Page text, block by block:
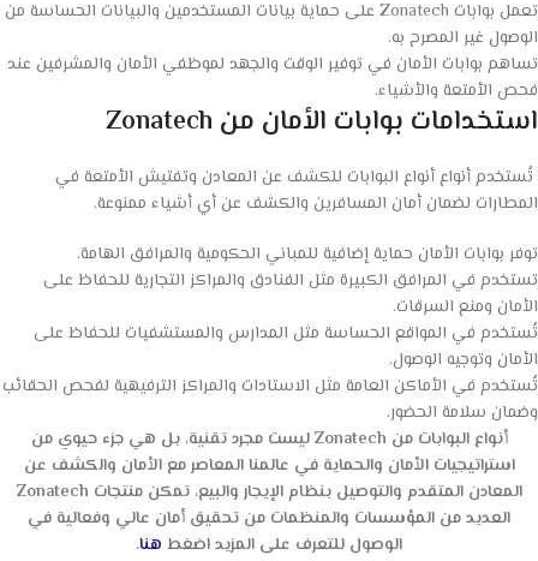
تعمل بوابات Zonatech على حماية بيانات المستخدمين والبيانات الحساسة من
الوصول غير المصرح به.
تساهم بوابات الأمان في توفير الوقت والجهد لموظفي الأمان والمشرفين عند
فحص الأمتعة والأشياء.
استخدامات بوابات الأمان من Zonatech
تُستخدم أنواع أنواع البوابات للكشف عن المعادن وتفتيش الأمتعة في
المطارات لضمان أمان المسافرين والكشف عن أي أشياء ممنوعة.
توفر بوابات الأمان حماية إضافية للمباني الحكومية والمرافق الهامة.
تستخدم في المرافق الكبيرة مثل الفنادق والمراكز التجارية للحفاظ على
الأمان ومنع السرقات.
تُستخدم في المواقع الحساسة مثل المدارس والمستشفيات للحفاظ على
الأمان وتوجيه الوصول.
تُستخدم في الأماكن العامة مثل الاستادات والمراكز الترفيهية لفحص الحقائب
وضمان سلامة الحضور.
أنواع البوابات من Zonatech ليست مجرد تقنية، بل هي جزء حيوي من
استراتيجيات الأمان والحماية في عالمنا المعاصر مع الأمان والكشف عن
المعادن المتقدم والتوصيل بنظام الإيجار والبيع، تمكن منتجات Zonatech
العديد من المؤسسات والمنظمات من تحقيق أمان عالي وفعالية في
الوصول للتعرف على المزيد اضغط هنا.